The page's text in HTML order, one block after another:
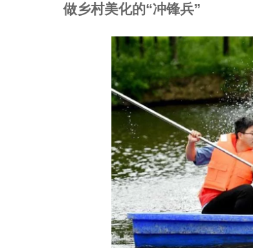
做乡村美化的“冲锋兵”